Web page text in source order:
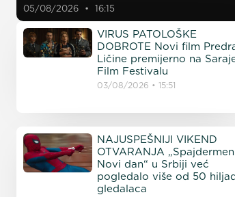
05/08/2026 16:15
VIRUS PATOLOŠKE
DOBROTE Novi film
Ličine premijerno na
Film Festivalu
03/08/2026 15:51
NAJUSPEŠNIJI VIKEND
OTVARANJA
Novi dan“ u Srbiji već
pogledalo više od 50
gledalaca